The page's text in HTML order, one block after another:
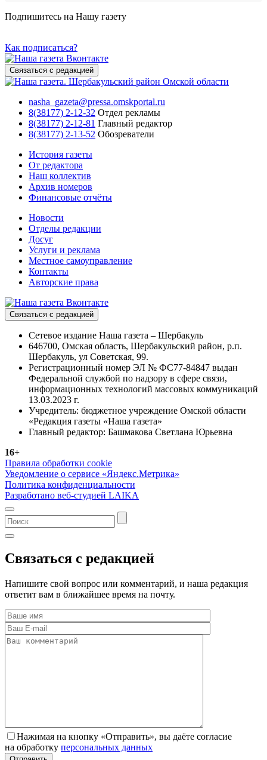
Подпишитесь на Нашу газету
Как подписаться?
Связаться с редакцией
nasha_gazeta@pressa.omskportal.ru
8(38177) 2-12-32 Отдел рекламы
8(38177) 2-12-81 Главный редактор
8(38177) 2-13-52 Обозреватели
История газеты
От редактора
Наш коллектив
Архив номеров
Финансовые отчёты
Новости
Отделы редакции
Досуг
Услуги и реклама
Местное самоуправление
Контакты
Авторские права
Связаться с редакцией
Сетевое издание Наша газета – Шербакуль
646700, Омская область, Шербакульский район, р.п.
Шербакуль, ул Советская, 99.
Регистрационный номер ЭЛ № ФС77-84847 выдан
Федеральной службой по надзору в сфере связи,
информационных технологий массовых коммуникаций
13.03.2023 г.
Учредитель: бюджетное учреждение Омской области
«Редакция газеты «Наша газета»
Главный редактор: Башмакова Светлана Юрьевна
16+
Правила обработки cookie
Уведомление о сервисе «Яндекс.Метрика»
Политика конфиденциальности
Разработано веб-студией LAIKA
Связаться с редакцией
Напишите свой вопрос или комментарий, и наша редакция
ответит вам в ближайшее время на почту.
Нажимая на кнопку «Отправить», вы даёте согласие
на обработку персональных данных